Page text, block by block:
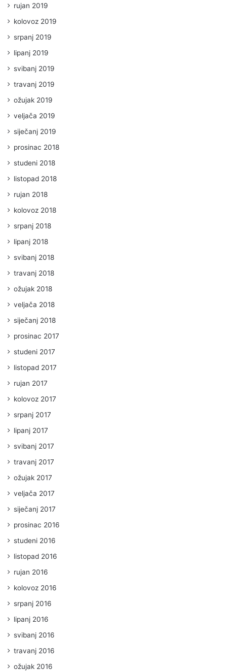
rujan 2019
kolovoz 2019
srpanj 2019
lipanj 2019
svibanj 2019
travanj 2019
ožujak 2019
veljača 2019
siječanj 2019
prosinac 2018
studeni 2018
listopad 2018
rujan 2018
kolovoz 2018
srpanj 2018
lipanj 2018
svibanj 2018
travanj 2018
ožujak 2018
veljača 2018
siječanj 2018
prosinac 2017
studeni 2017
listopad 2017
rujan 2017
kolovoz 2017
srpanj 2017
lipanj 2017
svibanj 2017
travanj 2017
ožujak 2017
veljača 2017
siječanj 2017
prosinac 2016
studeni 2016
listopad 2016
rujan 2016
kolovoz 2016
srpanj 2016
lipanj 2016
svibanj 2016
travanj 2016
ožujak 2016